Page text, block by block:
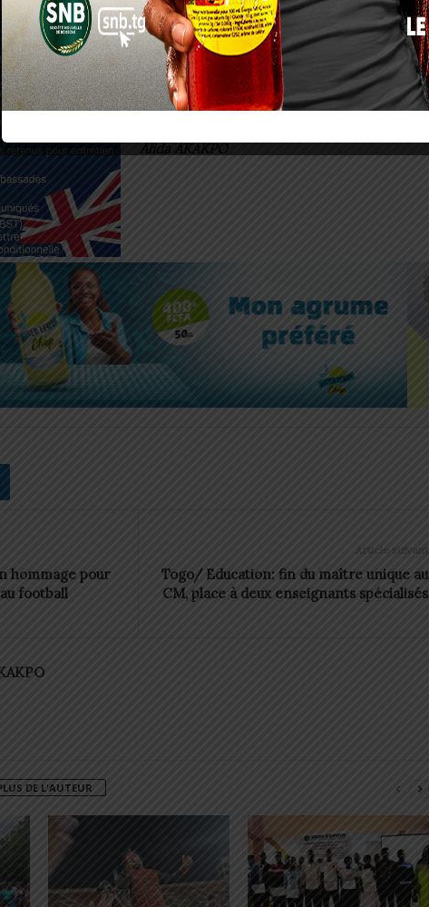
togolaises encouragent la jeunesse à saisir
cette chance unique de formation
internationale, afin de revenir enrichir le
pays de nouvelles compétences et
d’expériences stratégiques.
Alida AKAKPO
hommage pour
football
Article suivant
Togo/ Education: fin du maître unique au
CM, place à deux enseignants spécialisés
DE L'AUTEUR